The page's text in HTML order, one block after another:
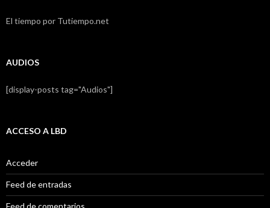
El tiempo por Tutiempo.net
AUDIOS
[display-posts tag="Audios"]
ACCESO A LBD
Acceder
Feed de entradas